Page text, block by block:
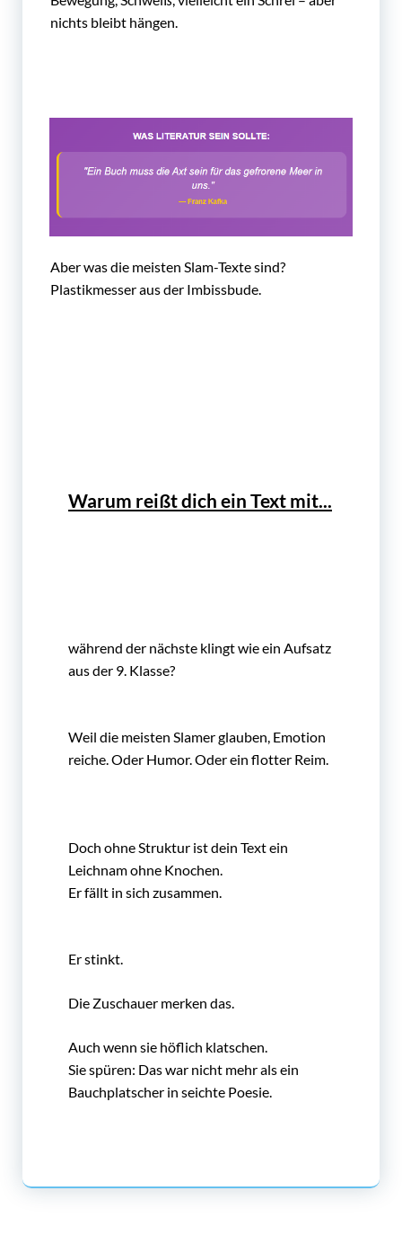
nichts bleibt hängen.
Aber was die meisten Slam-Texte sind?
Plastikmesser aus der Imbissbude.
Warum reißt dich ein Text mit...
während der nächste klingt wie ein Aufsatz
aus der 9. Klasse?
Weil die meisten Slamer glauben, Emotion
reiche. Oder Humor. Oder ein flotter Reim.
Doch ohne Struktur ist dein Text ein
Leichnam ohne Knochen.
Er fällt in sich zusammen.
Er stinkt.
Die Zuschauer merken das.
Auch wenn sie höflich klatschen.
Sie spüren: Das war nicht mehr als ein
Bauchplatscher in seichte Poesie.